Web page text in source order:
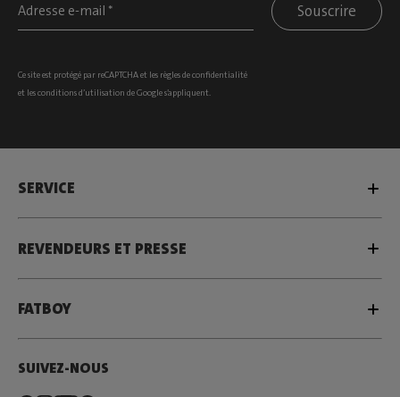
Souscrire
Ce site est protégé par reCAPTCHA et les règles de confidentialité
et lesconditions d’utilisation de Google s’appliquent.
SERVICE
REVENDEURS ET PRESSE
FATBOY
SUIVEZ-NOUS